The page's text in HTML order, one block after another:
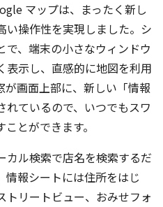
マップは、まったく新し
い操作性を実現しました。シ
で、端末の小さなウィンドウ
表示し、直感的に地図を利用
が画面上部に、新しい「情報
れているので、いつでもスワ
とができます。
カル検索で店名を検索するだ
情報シートには住所をはじ
トリートビュー、おみせフォ